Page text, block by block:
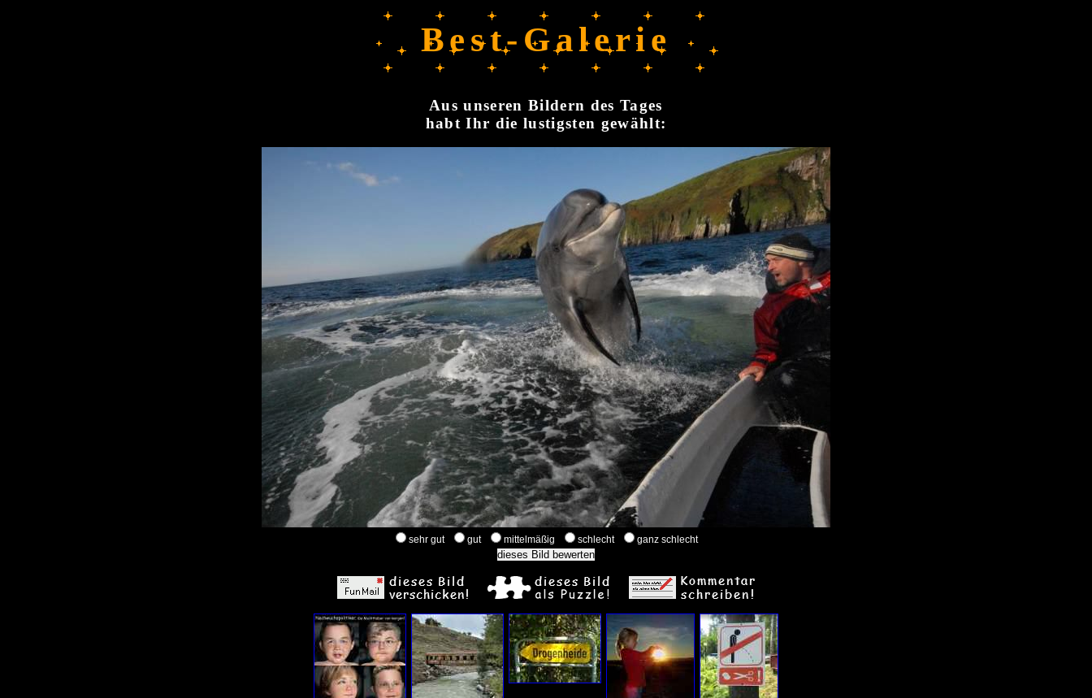
Best-Galerie
Aus unseren Bildern des Tages
habt Ihr die lustigsten gewählt:
sehr gut gut mittelmäßig schlecht ganz schlecht